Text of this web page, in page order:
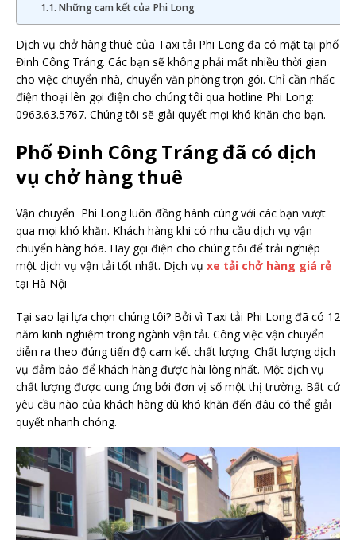
Những cam kết của Phi Long
Dịch vụ chở hàng thuê của Taxi tải Phi Long đã có mặt tại phố
Đinh Công Tráng. Các bạn sẽ không phải mất nhiều thời gian
cho việc chuyển nhà, chuyển văn phòng trọn gói. Chỉ cần nhấc
điện thoại lên gọi điện cho chúng tôi qua hotline Phi Long:
0963.63.5767. Chúng tôi sẽ giải quyết mọi khó khăn cho bạn.
Phố Đinh Công Tráng đã có dịch
vụ chở hàng thuê
Vận chuyển Phi Long luôn đồng hành cùng với các bạn vượt
qua mọi khó khăn. Khách hàng khi có nhu cầu dịch vụ vận
chuyển hàng hóa. Hãy gọi điện cho chúng tôi để trải nghiệp
một dịch vụ vận tải tốt nhất. Dịch vụ xe tải chở hàng giá rẻ
tại Hà Nội
Tại sao lại lựa chọn chúng tôi? Bởi vì Taxi tải Phi Long đã có 12
năm kinh nghiệm trong ngành vận tải. Công việc vận chuyển
diễn ra theo đúng tiến độ cam kết chất lượng. Chất lượng dịch
vụ đảm bảo để khách hàng được hài lòng nhất. Một dịch vụ
chất lượng được cung ứng bởi đơn vị số một thị trường. Bất cứ
yêu cầu nào của khách hàng dù khó khăn đến đâu có thể giải
quyết nhanh chóng.